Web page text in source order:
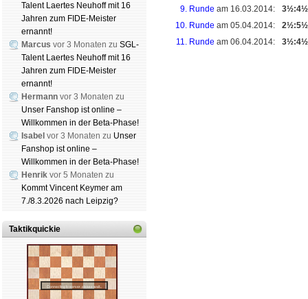
Talent Laertes Neuhoff mit 16
Jahren zum FIDE-Meister
ernannt!
Marcus vor 3 Monaten zu SGL-
Talent Laertes Neuhoff mit 16
Jahren zum FIDE-Meister
ernannt!
Hermann vor 3 Monaten zu
Unser Fanshop ist online –
Willkommen in der Beta-Phase!
Isabel vor 3 Monaten zu Unser
Fanshop ist online –
Willkommen in der Beta-Phase!
Henrik vor 5 Monaten zu
Kommt Vincent Keymer am
7./8.3.2026 nach Leipzig?
Taktikquickie
9. Runde am 16.03.2014:
3½:4½
10. Runde am 05.04.2014:
2½:5½
11. Runde am 06.04.2014: 3½:4½